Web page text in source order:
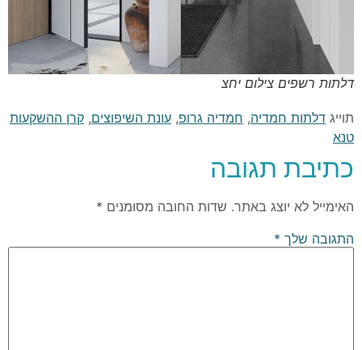
דלתות רשפים צילום יחצ
תוייג דלתות חמדיה, חמדיה גרופ, עונת השיפוצים, קרן ההשקעות
טנא
כתיבת תגובה
האימייל לא יוצג באתר. שדות החובה מסומנים *
התגובה שלך *